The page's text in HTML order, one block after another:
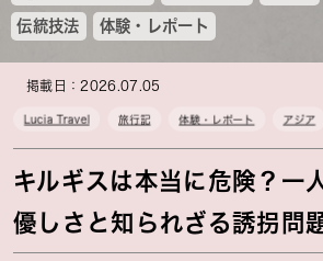
伝統技法 体験・レポート
掲載日：2026.07.05
Lucia Travel 旅行記 体験・レポート アジア
キルギスは本当に危険？一
優しさと知られざる誘拐問